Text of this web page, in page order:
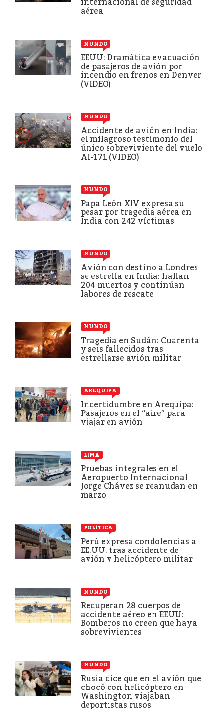
internacional de seguridad
aérea
MUNDO
EEUU: Dramática evacuación
de pasajeros de avión por
incendio en frenos en Denver
(VIDEO)
MUNDO
Accidente de avión en India:
el milagroso testimonio del
único sobreviviente del vuelo
AI-171 (VIDEO)
MUNDO
Papa León XIV expresa su
pesar por tragedia aérea en
India con 242 víctimas
MUNDO
Avión con destino a Londres
se estrella en India: hallan
204 muertos y continúan
labores de rescate
MUNDO
Tragedia en Sudán: Cuarenta
y seis fallecidos tras
estrellarse avión militar
AREQUIPA
Incertidumbre en Arequipa:
Pasajeros en el “aire” para
viajar en avión
LIMA
Pruebas integrales en el
Aeropuerto Internacional
Jorge Chávez se reanudan en
marzo
POLÍTICA
Perú expresa condolencias a
EE.UU. tras accidente de
avión y helicóptero militar
MUNDO
Recuperan 28 cuerpos de
accidente aéreo en EEUU:
Bomberos no creen que haya
sobrevivientes
MUNDO
Rusia dice que en el avión que
chocó con helicóptero en
Washington viajaban
deportistas rusos